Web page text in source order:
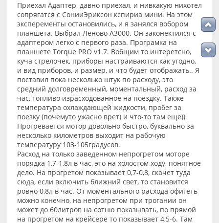
Приехал Адаптер, давно приехал, и нивкакую нихотел
сопрягатся с СонииЭриксон кспириа мини. На этом
эксперементы остановились, и я занялся вобором
планшета. Выбрал Леново А3000. Он законектился с
адаптером легко с первого раза. Програмка на
планшете Torque PRO v1.7. Вобщим то интеретсно,
куча стрелочек, приборы настраиваются как угодно,
и вид приборов, и размер, и что будет отображать.. Я
поставил пока несколько штук по расходу, это
средний долговременный, моментальный, расход за
час, топливо израсходованное на поездку. Также
температура охлаждающей жидкости, пробег за
поезку (почемуто ужасно врет) и что-то там еще))
Прогревается мотор довольно быстро, буквально за
несколько километров выходит на рабочую
температуру 103-105градусов.
Расход на только заведенном непрогретом моторе
порядка 1,7-1,8л в час, это на холостом ходу, понятное
дело. На прогретом показывает 0,7-0,8, скачет туда
сюда, если включить ближний свет, то становится
ровно 0,8л в час. От моментального расхода офигеть
можно конечно, на непрогретом при трогании он
может до 60литров на сотню показывать, по прямой
на прогретом на крейсере то показывает 4,5-6. Там